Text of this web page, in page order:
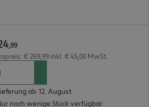
,99
€ 269,99 inkl. € 45,00 MwSt.
ab 12. August.
noch wenige Stück verfügbar